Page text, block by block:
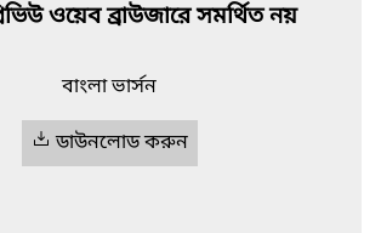
ওয়েব ব্রাউজারে সমর্থিত নয়
বাংলা ভার্সন
ডাউনলোড করুন